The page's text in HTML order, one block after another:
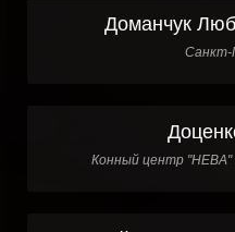
Доманчук
Санкт-
Конный центр "НЕВА"